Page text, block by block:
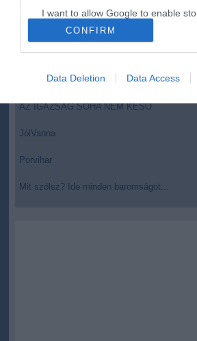
I want to allow Google to enable
related to personalization.
I want to allow Google to enable
functionality and fraud prevention,
CONFIRM
Data Deletion Data Access
Nem is olyan egészséges a népszerű
top fórum
Tanár Úr gyere, mindjárt lesz Lillád!
AZ IGAZSÁG SOHA NEM KÉSŐ
JólVanna
Porvihar
Mit szólsz? Ide minden baromságot...